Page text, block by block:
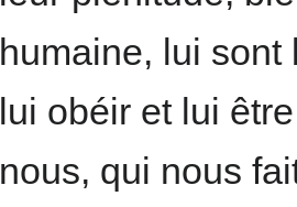
humaine, lui sont
lui obéir et lui
nous, qui nous